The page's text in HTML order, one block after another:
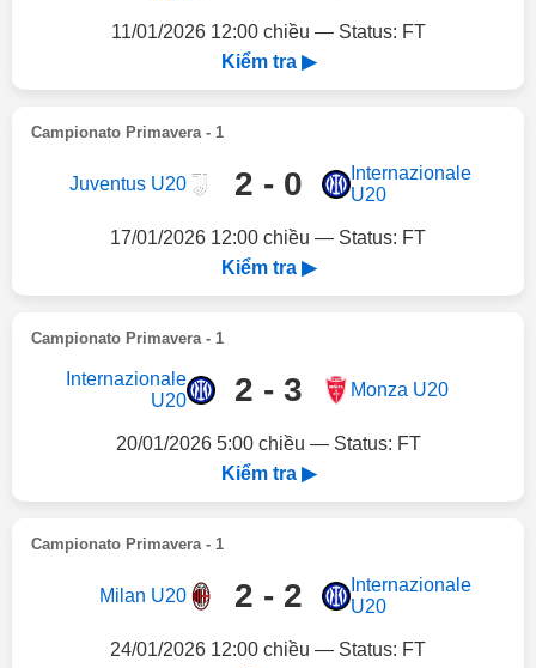
11/01/2026 12:00 chiều — Status: FT
Kiểm tra ▶
Campionato Primavera - 1
Juventus U20 2 - 0
Internazionale
U20
17/01/2026 12:00 chiều — Status: FT
Kiểm tra ▶
Campionato Primavera - 1
Internazionale
U20
2 - 3 Monza U20
20/01/2026 5:00 chiều — Status: FT
Kiểm tra ▶
Campionato Primavera - 1
Milan U20 2 - 2
Internazionale
U20
24/01/2026 12:00 chiều — Status: FT